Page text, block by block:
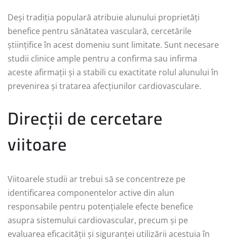
Deși tradiția populară atribuie alunului proprietăți
benefice pentru sănătatea vasculară, cercetările
științifice în acest domeniu sunt limitate. Sunt necesare
studii clinice ample pentru a confirma sau infirma
aceste afirmații și a stabili cu exactitate rolul alunului în
prevenirea și tratarea afecțiunilor cardiovasculare.
Direcții de cercetare
viitoare
Viitoarele studii ar trebui să se concentreze pe
identificarea componentelor active din alun
responsabile pentru potențialele efecte benefice
asupra sistemului cardiovascular, precum și pe
evaluarea eficacității și siguranței utilizării acestuia în